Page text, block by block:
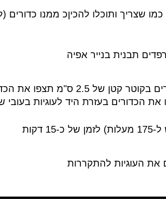
שצריך ותוכלו להכיןכ ממנו כדורים
כעת מכינים את כדורי העוגיות: תצרו
הכדורים בעזרת היד לעוגיות בעובי של
העוגיות להתקררות